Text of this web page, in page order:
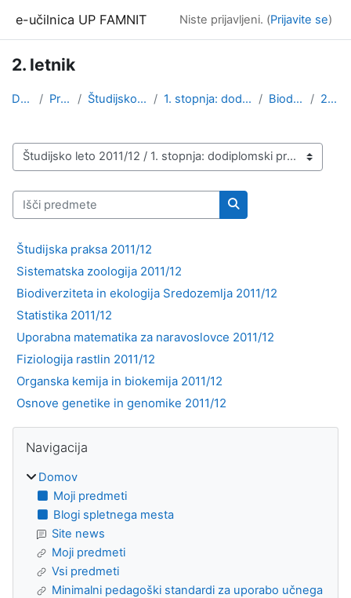
e-učilnica UP FAMNIT Niste prijavljeni. (Prijavite se)
2. letnik
Domov Predmeti Študijsko leto 2011/12 1. stopnja: dodiplomski program Biodiverziteta 2. letnik
Kategorije predmetov
Išči predmete
Išči predmete
Študijska praksa 2011/12
Sistematska zoologija 2011/12
Biodiverziteta in ekologija Sredozemlja 2011/12
Statistika 2011/12
Uporabna matematika za naravoslovce 2011/12
Fiziologija rastlin 2011/12
Organska kemija in biokemija 2011/12
Osnove genetike in genomike 2011/12
Bloki
Navigacija
Domov
Moji predmeti
Blogi spletnega mesta
Site news
Moji predmeti
Vsi predmeti
Minimalni pedagoški standardi za uporabo učnega